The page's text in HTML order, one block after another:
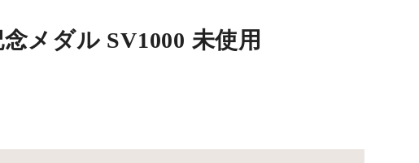
メダル SV1000 未使用